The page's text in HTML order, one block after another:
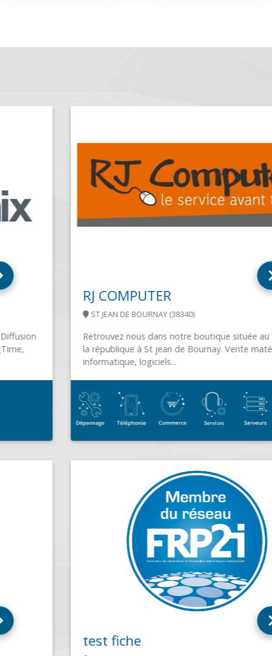
RJ COMPUTER
ST JEAN DE BOURNAY (38340)
Retrouvez nous dans notre boutique située au 95 rue de
la république à St jean de Bournay. Vente matériel
informatique, logiciels...